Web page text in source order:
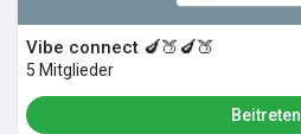
Beiträge entdecken
Vibe connect 🍆🍑🍆🍑
5 Mitglieder
Beitreten